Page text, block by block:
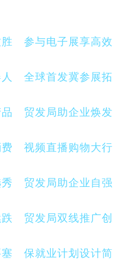
胜 参与电子展享高效
人 全球首发冀参展拓
品 贸发局助企业焕发
费 视频直播购物大行
秀 贸发局助企业自强
贸发局双线推广创
塞 保就业计划设计简